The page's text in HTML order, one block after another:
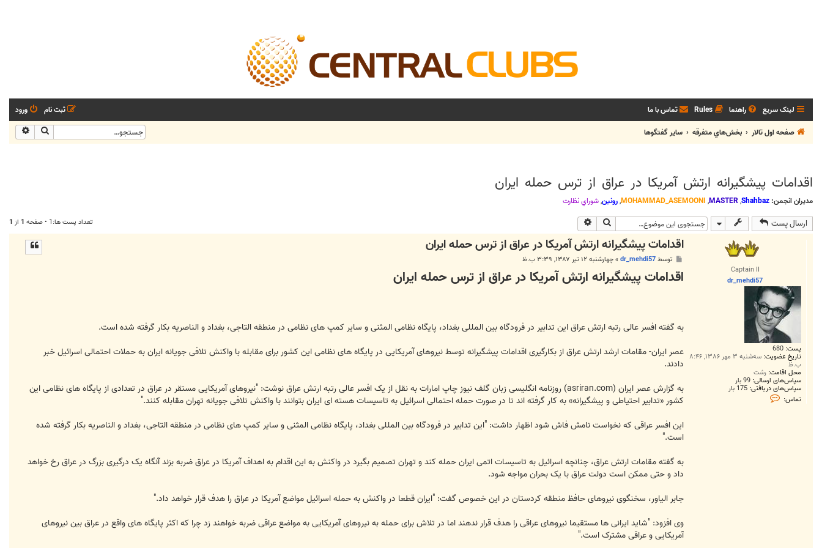
لینک سریع راهنما Rules تماس با ما ورود
ثبت نام
صفحه اول تالار
بخش‌‌هاي متفرقه ساير گفتگوها جستجو
اقدامات پیشگیرانه ارتش آمریکا در عراق از ترس حمله ایران
مدیران انجمن: Shahbaz
,
MASTER
,
MOHAMMAD_ASEMOONI
,رونین,شوراي نظارت
ارسال پست جستجو تعداد پست ها:1 • صفحه 1 از 1
Captain II
dr_mehdi57
پست: 680
تاریخ عضویت: سه‌شنبه ۳ مهر ۱۳۸۶, ۸:۴۶
ب.ظ
محل اقامت: رشت
سپاس‌های ارسالی: 99 بار
سپاس‌های دریافتی: 175 بار
تماس:
ت
اقدامات پیشگیرانه ارتش آمریکا در عراق از ترس حمله ایران
ت
توسطdr_mehdi57
»چهارشنبه ۱۲ تیر ۱۳۸۷, ۳:۳۹ ب.ظ
اقدامات پیشگیرانه ارتش آمریکا در عراق از ترس حمله ایران
به گفته افسر عالی رتبه ارتش عراق این تدابیر در فرودگاه بین المللی بغداد، پایگاه نظامی المثنی و سایر کمپ های نظامی در منطقه التاجی، بغداد و الناصریه بکار گرفته شده است.
عصر ایران- مقامات ارشد ارتش عراق از بکارگیری اقدامات پیشگیرانه توسط نیروهای آمریکایی در پایگاه های نظامی این کشور برای مقابله با واکنش تلافی جویانه ایران به حملات احتمالی اسرائیل خبر
دادند.
به گزارش عصر ایران (asriran.com) روزنامه انگلیسی زبان گلف نیوز چاپ امارات به نقل از یک افسر عالی رتبه ارتش عراق نوشت: "نیروهای آمریکایی مستقر در عراق در تعدادی از پایگاه های نظامی این
کشور «تدابیر احتیاطی و پیشگیرانه» به کار گرفته اند تا در صورت حمله احتمالی اسرائیل به تاسیسات هسته ای ایران بتوانند با واکنش تلافی جویانه تهران مقابله کنند."
این افسر عراقی که نخواست نامش فاش شود اظهار داشت: "این تدابیر در فرودگاه بین المللی بغداد، پایگاه نظامی المثنی و سایر کمپ های نظامی در منطقه التاجی، بغداد و الناصریه بکار گرفته شده
است."
به گفته مقامات ارتش عراق، چنانچه اسرائیل به تاسیسات اتمی ایران حمله کند و تهران تصمیم بگیرد در واکنش به این اقدام به اهداف آمریکا در عراق ضربه بزند آنگاه یک درگیری بزرگ در عراق رخ خواهد
داد و حتی ممکن است دولت عراق با یک بحران مواجه شود.
جابر الیاور، سخنگوی نیروهای حافظ منطقه کردستان در این خصوص گفت: "ایران قطعا در واکنش به حمله اسرائیل مواضع آمریکا در عراق را هدف قرار خواهد داد."
وی افزود: "شاید ایرانی ها مستقیما نیروهای عراقی را هدف قرار ندهند اما در تلاش برای حمله به نیروهای آمریکایی به مواضع عراقی ضربه خواهند زد چرا که اکثر پایگاه های واقع در عراق بین نیروهای
آمریکایی و عراقی مشترک است."